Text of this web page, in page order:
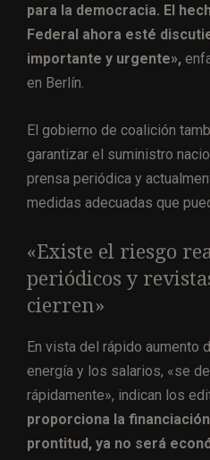
para la democracia. El
Federal ahora esté
importante y urgente»,
en Berlín.
El gobierno de coalición
garantizar el suministro
prensa periódica y
medidas adecuadas que
«Existe el riesgo
periódicos y
cierren»
En vista del rápido aumento
energía y los salarios, «se
rápidamente», indican los
proporciona la
prontitud, ya no será